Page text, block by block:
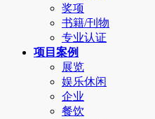
奖项
书籍/刊物
专业认证
项目案例
展览
娱乐休闲
企业
餐饮